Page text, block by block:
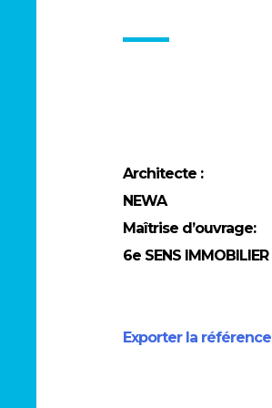
Architecte :
NEWA
Maîtrise d’ouvrage:
6e SENS IMMOBILIER
Exporter la référence